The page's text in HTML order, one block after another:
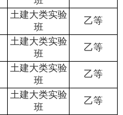
土建大类实验
班
乙等
土建大类实验
班
乙等
土建大类实验
班
乙等
土建大类实验
班
乙等